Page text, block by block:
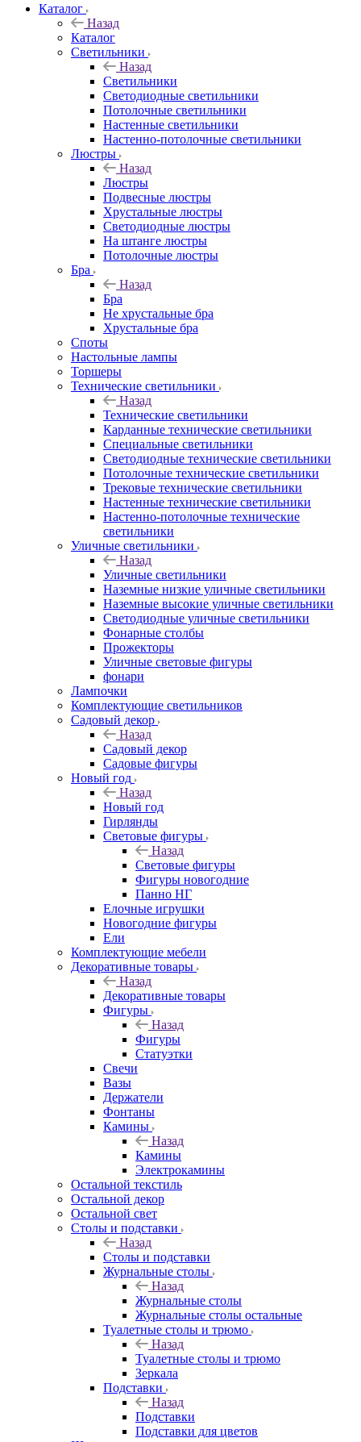
Каталог
Назад
Каталог
Светильники
Назад
Светильники
Светодиодные светильники
Потолочные светильники
Настенные светильники
Настенно-потолочные светильники
Люстры
Назад
Люстры
Подвесные люстры
Хрустальные люстры
Светодиодные люстры
На штанге люстры
Потолочные люстры
Бра
Назад
Бра
Не хрустальные бра
Хрустальные бра
Споты
Настольные лампы
Торшеры
Технические светильники
Назад
Технические светильники
Карданные технические светильники
Специальные светильники
Светодиодные технические светильники
Потолочные технические светильники
Трековые технические светильники
Настенные технические светильники
Настенно-потолочные технические
светильники
Уличные светильники
Назад
Уличные светильники
Наземные низкие уличные светильники
Наземные высокие уличные светильники
Светодиодные уличные светильники
Фонарные столбы
Прожекторы
Уличные световые фигуры
фонари
Лампочки
Комплектующие светильников
Садовый декор
Назад
Садовый декор
Садовые фигуры
Новый год
Назад
Новый год
Гирлянды
Световые фигуры
Назад
Световые фигуры
Фигуры новогодние
Панно НГ
Елочные игрушки
Новогодние фигуры
Ели
Комплектующие мебели
Декоративные товары
Назад
Декоративные товары
Фигуры
Назад
Фигуры
Статуэтки
Свечи
Вазы
Держатели
Фонтаны
Камины
Назад
Камины
Электрокамины
Остальной текстиль
Остальной декор
Остальной свет
Столы и подставки
Назад
Столы и подставки
Журнальные столы
Назад
Журнальные столы
Журнальные столы остальные
Туалетные столы и трюмо
Назад
Туалетные столы и трюмо
Зеркала
Подставки
Назад
Подставки
Подставки для цветов